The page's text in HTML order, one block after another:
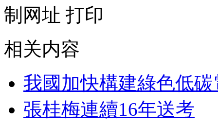
制网址 打印
相关内容
我國加快構建綠色低
張桂梅連續16年送考